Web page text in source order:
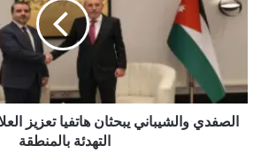
هاتفيا
العلاقات
استعادة
التهدئة
بالمنطقة
الصفدي والشيباني يبحثان هاتفيا تعزيز
التهدئة بالمنطقة